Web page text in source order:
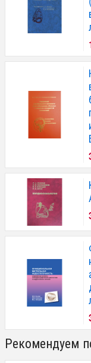
Рекомендуем